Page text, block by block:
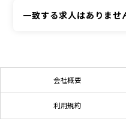
一致する求人はありませ
会社概要
利用規約